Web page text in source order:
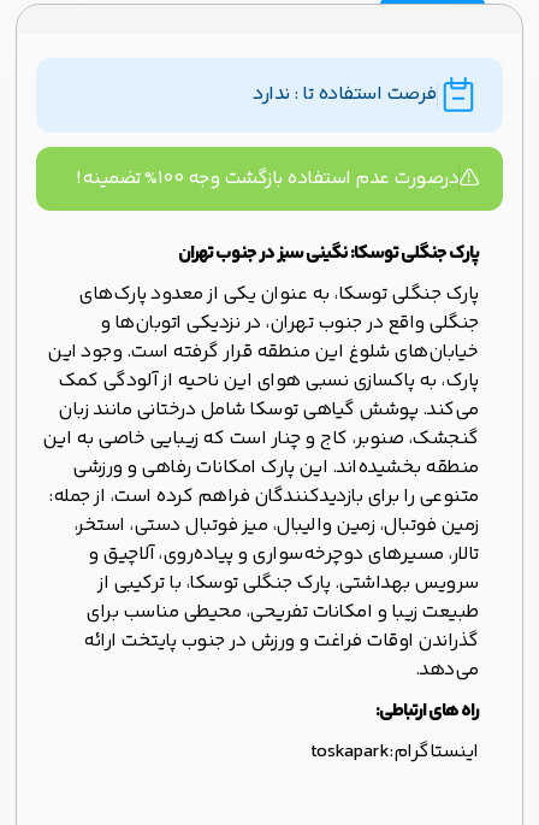
فرصت استفاده تا : ندارد
درصورت عدم استفاده بازگشت وجه ۱۰۰% تضمینه!
پارک جنگلی توسکا: نگینی سبز در جنوب تهران
پارک جنگلی توسکا، به عنوان یکی از معدود پارک‌های
جنگلی واقع در جنوب تهران، در نزدیکی اتوبان‌ها و
خیابان‌های شلوغ این منطقه قرار گرفته است. وجود این
پارک، به پاکسازی نسبی هوای این ناحیه از آلودگی کمک
می‌کند. پوشش گیاهی توسکا شامل درختانی مانند زبان
گنجشک، صنوبر، کاج و چنار است که زیبایی خاصی به این
منطقه بخشیده‌اند. این پارک امکانات رفاهی و ورزشی
متنوعی را برای بازدیدکنندگان فراهم کرده است، از جمله:
زمین فوتبال، زمین والیبال، میز فوتبال دستی، استخر،
تالار، مسیرهای دوچرخه‌سواری و پیاده‌روی، آلاچیق و
سرویس بهداشتی. پارک جنگلی توسکا، با ترکیبی از
طبیعت زیبا و امکانات تفریحی، محیطی مناسب برای
گذراندن اوقات فراغت و ورزش در جنوب پایتخت ارائه
می‌دهد.
راه های ارتباطی:
اینستاگرام:toskapark